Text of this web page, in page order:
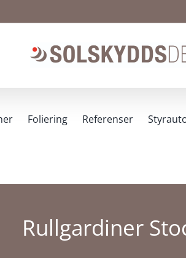
Foliering Referenser
Rullgardiner